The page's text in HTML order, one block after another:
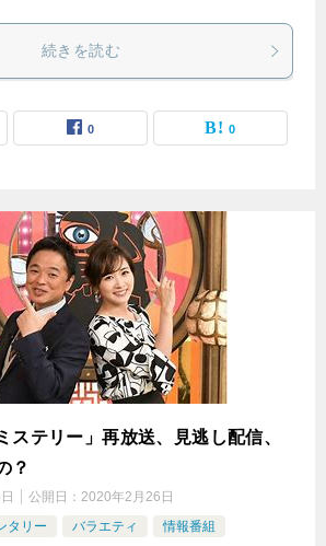
続きを読む
0 0
ステリー」再放送、見逃し配信、
？
公開日： 2020年2月26日
タリー バラエティ 情報番組